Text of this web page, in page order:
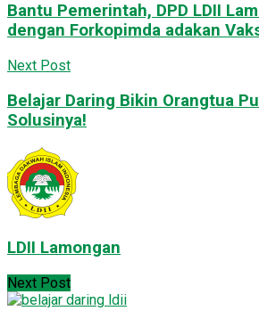
Bantu Pemerintah, DPD LDII
dengan Forkopimda adakan
Next Post
Belajar Daring Bikin Orangtua
Solusinya!
LDII Lamongan
Next Post